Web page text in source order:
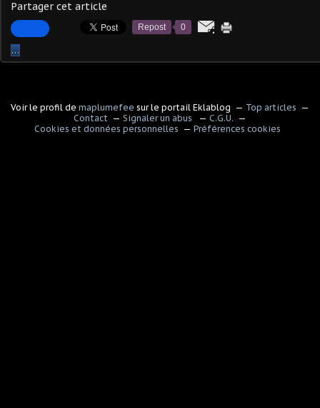
Partager cet article
Repost 0
…
Voir le profil de maplumefee sur le portail Eklablog
Top articles
Contact
Signaler un abus
C.G.U.
Cookies et données personnelles
Préférences cookies